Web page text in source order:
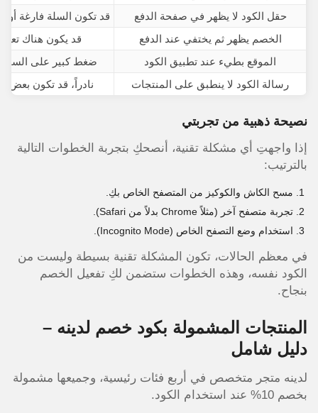
حقل الكود لا يظهر في صفحة الدفع
قد تكون السلة فارغة أو
الخصم يظهر ثم يختفي عند الدفع
قد يكون هناك
الموقع بطيء عند تطبيق الكود
ضغط كبير على
رسالة الكود لا ينطبق على المنتجات
نادراً، قد تكون بعض
نصيحة ذهبية من تجربتي
إذا واجهتِ أي مشكلة تقنية، أنصحكِ بتجربة الخطوات التالية
بالترتيب:
مسح الكاش والكوكيز من المتصفح الخاص بكِ.
تجربة متصفح آخر (مثلاً Chrome بدلاً من Safari).
استخدام وضع التصفح الخاص (Incognito Mode).
في معظم الحالات، تكون المشكلة تقنية بسيطة وليست من
الكود نفسه، وهذه الخطوات ستضمن لكِ تفعيل الخصم
بنجاح.
المنتجات المشمولة بكود خصم لدينه –
دليل شامل
لدينه متجر متخصص في أربع فئات رئيسية، وجميعها مشمولة
بخصم 10% عند استخدام الكود.